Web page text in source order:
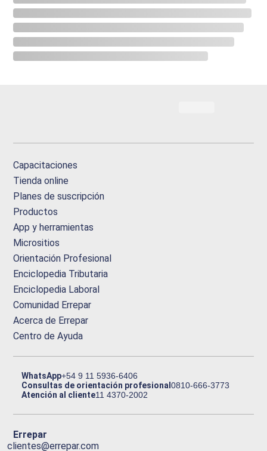
Capacitaciones
Tienda online
Planes de suscripción
Productos
App y herramientas
Micrositios
Orientación Profesional
Enciclopedia Tributaria
Enciclopedia Laboral
Comunidad Errepar
Acerca de Errepar
Centro de Ayuda
WhatsApp+54 9 11 5936-6406
Consultas de orientación profesional0810-666-3773
Atención al cliente11 4370-2002
Errepar
clientes@errepar.com